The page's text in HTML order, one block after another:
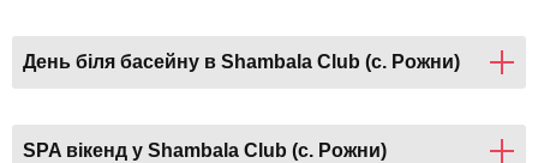
День біля басейну в Shambala Club (с. Рожни)
SPA вікенд у Shambala Club (с. Рожни)